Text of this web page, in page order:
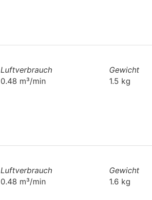
Luftverbrauch
0.48 m³/min
Gewicht
1.5 kg
Luftverbrauch
0.48 m³/min
Gewicht
1.6 kg